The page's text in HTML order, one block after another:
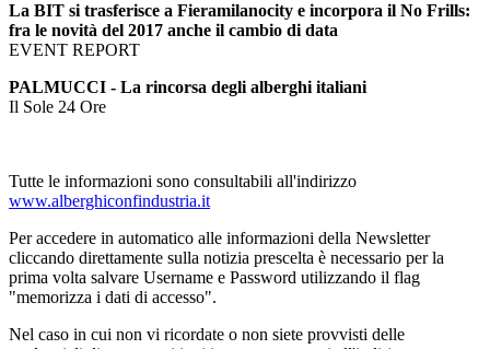
La BIT si trasferisce a Fieramilanocity e incorpora il No Frills:
fra le novità del 2017 anche il cambio di data
EVENT REPORT
PALMUCCI - La rincorsa degli alberghi italiani
Il Sole 24 Ore
Tutte le informazioni sono consultabili all'indirizzo
www.alberghiconfindustria.it
Per accedere in automatico alle informazioni della Newsletter
cliccando direttamente sulla notizia prescelta è necessario per la
prima volta salvare Username e Password utilizzando il flag
"memorizza i dati di accesso".
Nel caso in cui non vi ricordate o non siete provvisti delle